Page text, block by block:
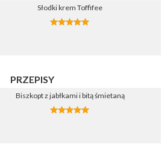
Słodki krem Toffifee
PRZEPISY
Biszkopt z jabłkami i bitą śmietaną